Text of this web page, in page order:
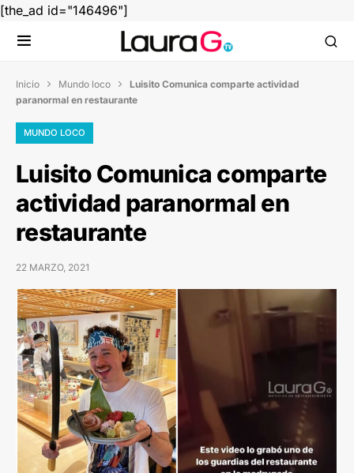
[the_ad id="146496"]
Inicio  Mundo loco  Luisito Comunica comparte actividad
paranormal en restaurante
MUNDO LOCO
Luisito Comunica comparte
actividad paranormal en
restaurante
22 MARZO, 2021